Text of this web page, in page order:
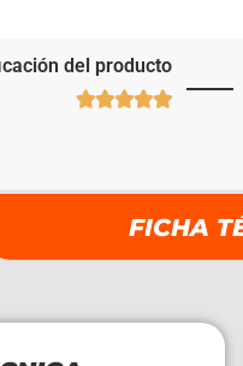
del producto

FICHA